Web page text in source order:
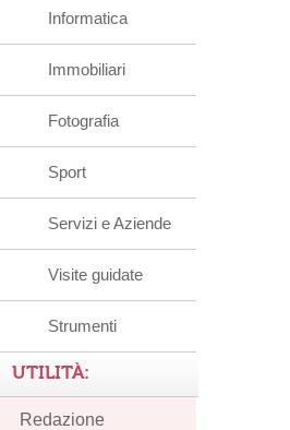
Informatica
Immobiliari
Fotografia
Sport
Servizi e Aziende
Visite guidate
Strumenti
UTILITÀ:
Redazione